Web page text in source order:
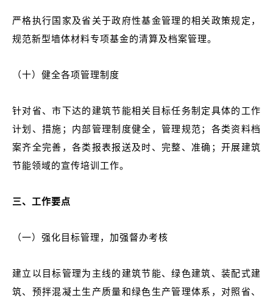
严格执行国家及省关于政府性基金管理的相关政策规定，
规范新型墙体材料专项基金的清算及档案管理。
（十）健全各项管理制度
针对省、市下达的建筑节能相关目标任务制定具体的工作
计划、措施；内部管理制度健全，管理规范；各类资料档
案齐全完善，各类报表报送及时、完整、准确；开展建筑
节能领域的宣传培训工作。
三、工作要点
（一）强化目标管理，加强督办考核
建立以目标管理为主线的建筑节能、绿色建筑、装配式建
筑、预拌混凝土生产质量和绿色生产管理体系，对照省、